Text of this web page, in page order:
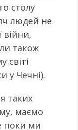
столу
людей не
війни,
також
світі
у Чечні).
таких
маємо
поки ми